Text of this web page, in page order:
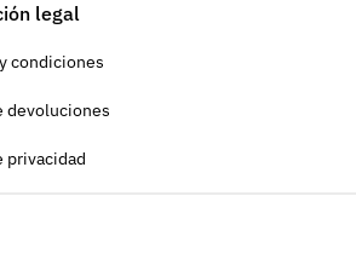
legal
condiciones
devoluciones
privacidad